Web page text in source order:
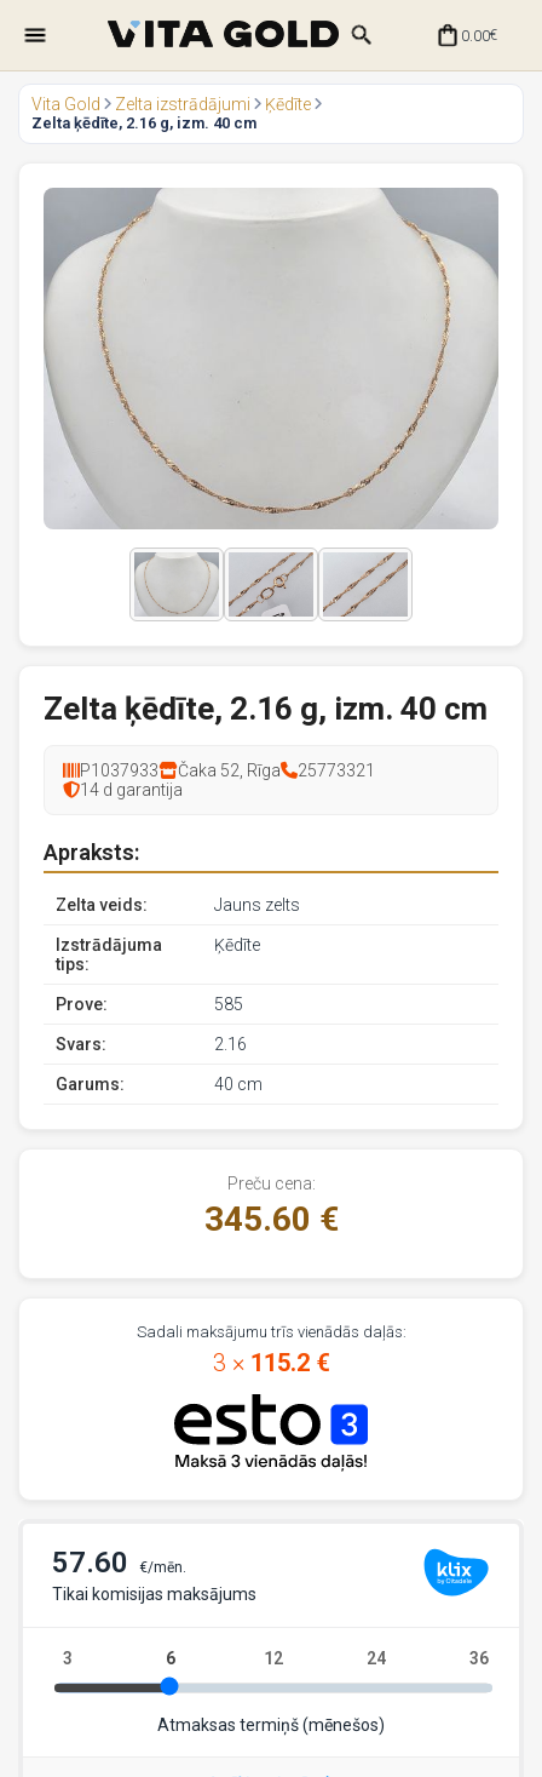
0.00€
Vita Gold Zelta izstrādājumi Ķēdīte
Zelta ķēdīte, 2.16 g, izm. 40 cm
Zelta ķēdīte, 2.16 g, izm. 40 cm
P1037933 Čaka 52, Rīga
25773321
14 d garantija
Apraksts:
Zelta veids: Jauns zelts
Izstrādājuma
tips:
Ķēdīte
Prove: 585
Svars: 2.16
Garums: 40 cm
Preču cena:
345.60 €
Sadali maksājumu trīs vienādās daļās:
3 × 115.2 €